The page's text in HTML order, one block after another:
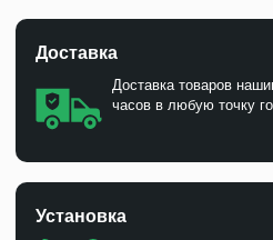
Доставка
Доставка товаров
часов в любую точку
Установка